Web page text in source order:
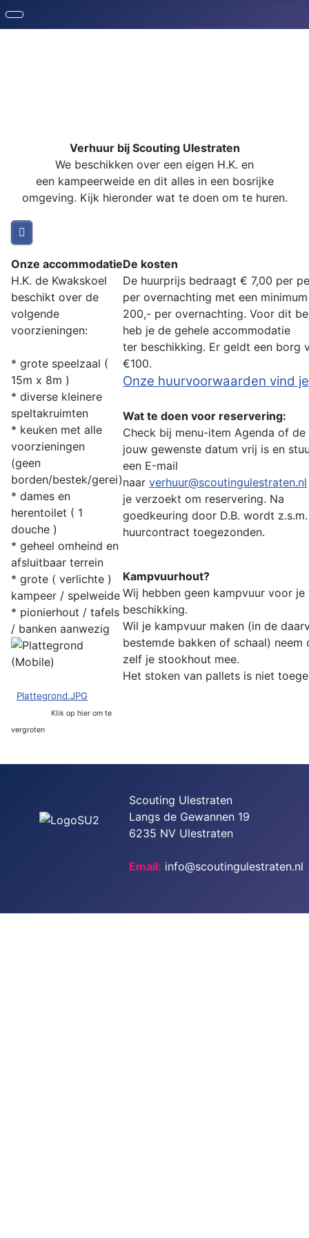
Verhuur bij Scouting Ulestraten
We beschikken over een eigen H.K. en
een kampeerweide en dit alles in een bosrijke
omgeving. Kijk hieronder wat te doen om te huren.
Onze accommodatie
H.K. de Kwakskoel
beschikt over de
volgende
voorzieningen:
* grote speelzaal (
15m x 8m )
* diverse kleinere
speltakruimten
* keuken met alle
voorzieningen
(geen
borden/bestek/gerei)
* dames en
herentoilet ( 1
douche )
* geheel omheind en
afsluitbaar terrein
* grote ( verlichte )
kampeer / spelweide
* pionierhout / tafels
/ banken aanwezig
Plattegrond.JPG
Klik op hier om te
vergroten
De kosten
De huurprijs bedraagt € 7,00 per
per overnachting met een
200,- per overnachting. Voor dit
heb je de gehele accommodatie
ter beschikking. Er geldt een borg
€100.
Onze huurvoorwaarden vind
Wat te doen voor reservering:
Check bij menu-item Agenda of
jouw gewenste datum vrij is en
een E-mail
naar verhuur@scoutingulestraten.nl
je verzoekt om reservering. Na
goedkeuring door D.B. wordt
huurcontract toegezonden.
Kampvuurhout?
Wij hebben geen kampvuur voor je
beschikking.
Wil je kampvuur maken (in de
bestemde bakken of schaal) neem
zelf je stookhout mee.
Het stoken van pallets is niet
Scouting Ulestraten
Langs de Gewannen 19
6235 NV Ulestraten
Email: info@scoutingulestraten.nl